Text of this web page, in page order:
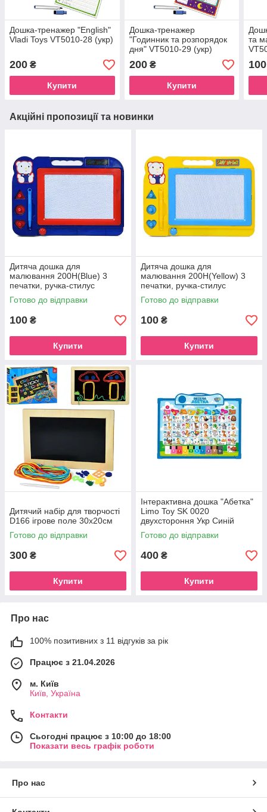
Дошка-тренажер "English"
Vladi Toys VT5010-28 (укр)
200 ₴
Купити
Дошка-тренажер
"Годинник та розпорядок
дня" VT5010-29 (укр)
200₴
Купити
та
100
Акційні пропозиції та новинки
Дитяча дошка для
малювання 200H(Blue) 3
печатки, ручка-стилус
Готово до відправки
100 ₴
Купити
Дитяча дошка для
малювання 200H(Yellow) 3
печатки, ручка-стилус
Готово до відправки
100 ₴
Купити
Дитячий набір для творчості
D166 ігрове поле 30х20см
Готово до відправки
300 ₴
Купити
Інтерактивна дошка "Абетка"
Limo Toy SK 0020
двухстороння Укр Синій
Готово до відправки
400 ₴
Купити
Про нас
100% позитивних з 11 відгуків за рік
Працює з 21.04.2026
м. Київ
Київ, Україна
Контакти
Сьогодні працює з 10:00 до 18:00
Показати весь графік роботи
Про нас